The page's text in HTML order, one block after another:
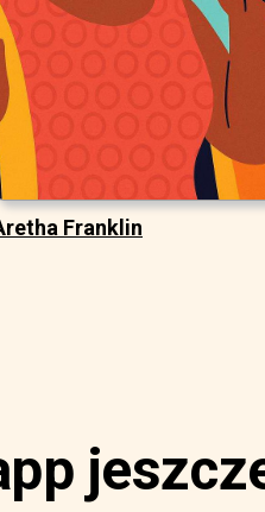
Franklin